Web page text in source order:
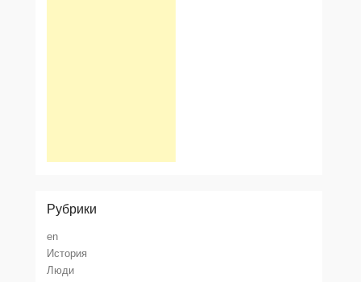
Рубрики
en
История
Люди